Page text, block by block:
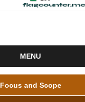
MENU
Focus and Scope